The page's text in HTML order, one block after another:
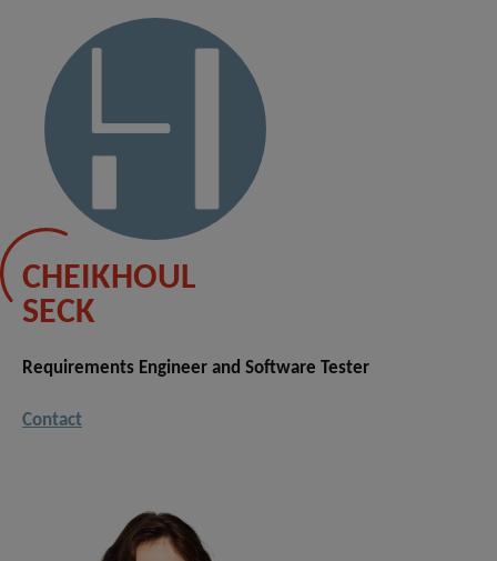
CHEIKHOUL
SECK
Requirements Engineer and Software Tester
Contact